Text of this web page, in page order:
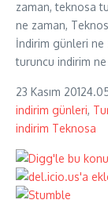
zaman, teknosa
ne zaman,
İndirim günleri ne
turuncu indirim
23 Kasım 2012
indirim günleri,
indirim Teknosa